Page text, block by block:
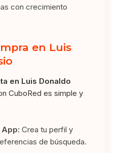
con crecimiento
en Luis
en Luis Donaldo
CuboRed es simple y
App: Crea tu perfil y
de búsqueda.